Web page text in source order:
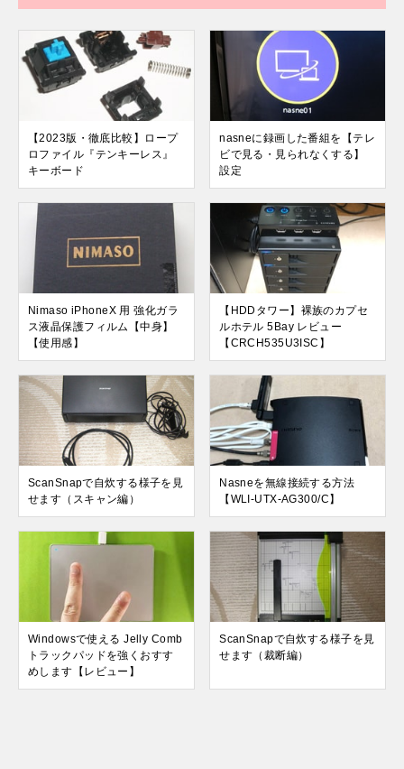
【2023版・徹底比較】ロープ
ロファイル『テンキーレス』
キーボード
nasneに録画した番組を【テレ
ビで見る・見られなくする】
設定
Nimaso iPhoneX 用 強化ガラ
ス液晶保護フィルム【中身】
【使用感】
【HDDタワー】裸族のカプセ
ルホテル 5Bay レビュー
【CRCH535U3ISC】
ScanSnapで自炊する様子を見
せます（スキャン編）
Nasneを無線接続する方法
【WLI-UTX-AG300/C】
Windowsで使える Jelly Comb
トラックパッドを強くおすす
めします【レビュー】
ScanSnapで自炊する様子を見
せます（裁断編）